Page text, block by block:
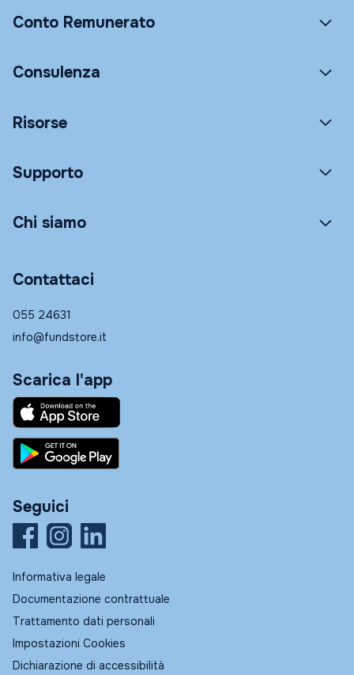
Conto Remunerato
Consulenza
Risorse
Supporto
Chi siamo
Contattaci
055 24631
info@fundstore.it
Scarica l'app
Seguici
Informativa legale
Documentazione contrattuale
Trattamento dati personali
Impostazioni Cookies
Dichiarazione di accessibilità